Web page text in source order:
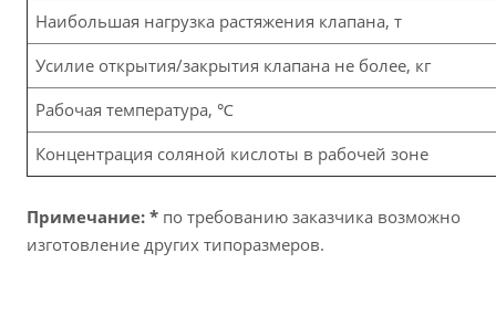
Наибольшая нагрузка растяжения клапана, т
Усилие открытия/закрытия клапана не более, кг
Рабочая температура, ℃
Концентрация соляной кислоты в рабочей зоне
Примечание: * по требованию заказчика возможно
изготовление других типоразмеров.